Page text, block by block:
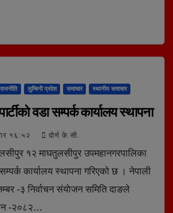
राजनीति लुम्बिनी प्रदेश समाचार स्थानीय समाचार
वडा सम्पर्क कार्यालय स्थापना
१६:५२ दोर्ण के.सी.
१२ माघतुलसीपुर उपमहानगरपालिका
कार्यालय स्थापना गरिएको छ । नेपाली
नम्बर -३ निर्वाचन संयाेजन समिति दाङले
-२०८२…